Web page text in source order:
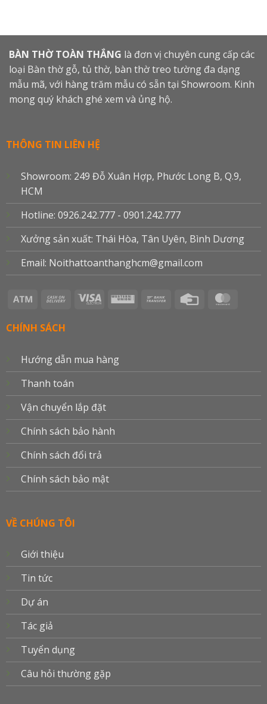
BÀN THỜ TOÀN THẮNG là đơn vị chuyên cung cấp các
loại Bàn thờ gỗ, tủ thờ, bàn thờ treo tường đa dạng
mẫu mã, với hàng trăm mẫu có sẵn tại Showroom. Kinh
mong quý khách ghé xem và ủng hộ.
THÔNG TIN LIÊN HỆ
Showroom: 249 Đỗ Xuân Hợp, Phước Long B, Q.9,
HCM
Hotline: 0926.242.777 - 0901.242.777
Xưởng sản xuất: Thái Hòa, Tân Uyên, Bình Dương
Email: Noithattoanthanghcm@gmail.com
Atm
Cash
Visa
Western
Bank
Credit
CHÍNH SÁCH
Hướng dẫn mua hàng
Thanh toán
Vận chuyển lắp đặt
Chính sách bảo hành
Chính sách đổi trả
Chính sách bảo mật
VỀ CHÚNG TÔI
Giới thiệu
Tin tức
Dự án
Tác giả
Tuyển dụng
Câu hỏi thường gặp